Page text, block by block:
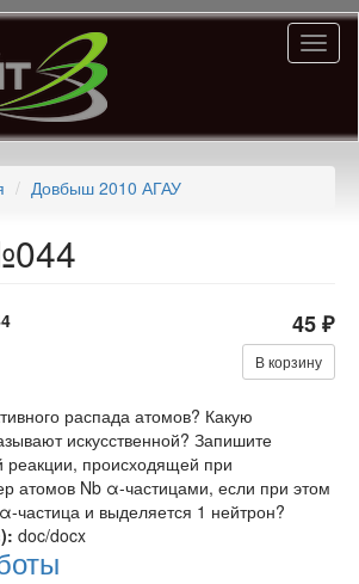
Довбыш 2010 АГАУ
45 ₽
В корзину
распада атомов? Какую
искусственной? Запишите
реакции, происходящей при
атомов Nb α-частицами, если при этом
частица и выделяется 1 нейтрон?
doc/docx